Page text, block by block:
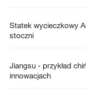
Statek wycieczkowy
stoczni
Jiangsu - przykład
innowacjach